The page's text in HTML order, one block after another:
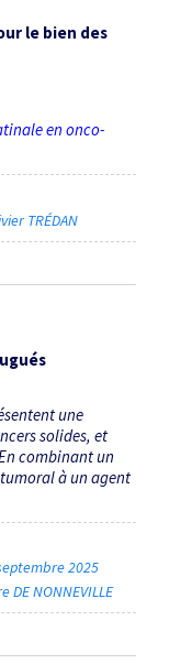
le bien des
en onco-
TRÉDAN
une
solides, et
combinant un
à un agent
2025
DE NONNEVILLE